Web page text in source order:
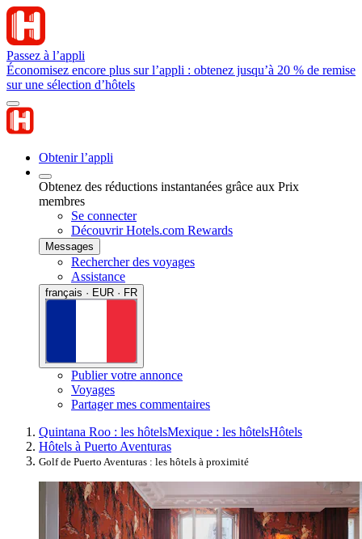
Passez à l’appli
Économisez encore plus sur l’appli : obtenez jusqu’à 20 % de remise
sur une sélection d’hôtels
Obtenir l’appli
Obtenez des réductions instantanées grâce aux Prix
membres
Se connecter
Découvrir Hotels.com Rewards
Messages
Rechercher des voyages
Assistance
français · EUR · FR
Publier votre annonce
Voyages
Partager mes commentaires
Quintana Roo : les hôtelsMexique : les hôtelsHôtels
Hôtels à Puerto Aventuras
Golf de Puerto Aventuras : les hôtels à proximité